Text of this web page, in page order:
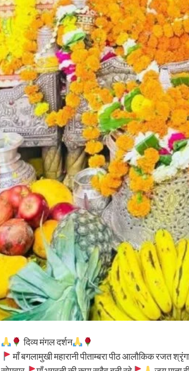
दिव्य मंगल दर्शन
माँ बगलामुखी महारानी पीताम्बरा पीठ आलौकिक रजत